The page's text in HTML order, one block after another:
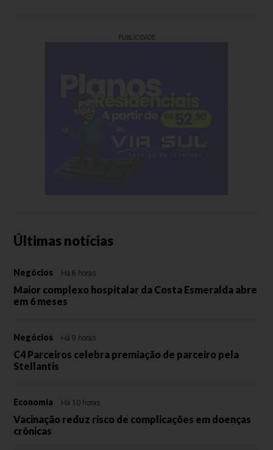
PUBLICIDADE
Últimas notícias
Negócios Há 8 horas
Maior complexo hospitalar da Costa Esmeralda abre
em 6 meses
Negócios Há 9 horas
C4 Parceiros celebra premiação de parceiro pela
Stellantis
Economia Há 10 horas
Vacinação reduz risco de complicações em doenças
crônicas